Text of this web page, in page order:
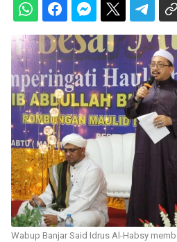
Wabup Banjar Said Idrus Al-Habsy